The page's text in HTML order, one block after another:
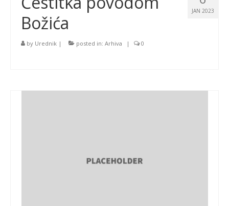
JAN 2023
Božića
by Urednik | posted in: Arhiva | 0